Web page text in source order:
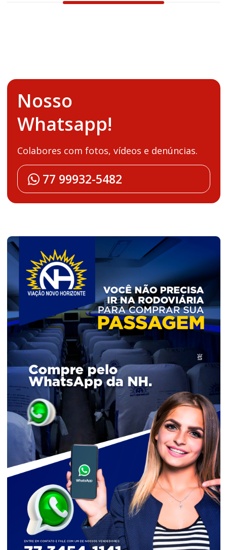
Nosso
Whatsapp!
Colabores com fotos, vídeos e denúncias.
77 99932-5482